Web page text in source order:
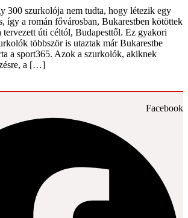
300 szurkolója nem tudta, hogy létezik egy
így a román fővárosban, Bukarestben kötöttek
úti céltól, Budapesttől. Ez gyakori
többször is utaztak már Bukarestbe
a sport365. Azok a szurkolók, akiknek
a […]
Facebook